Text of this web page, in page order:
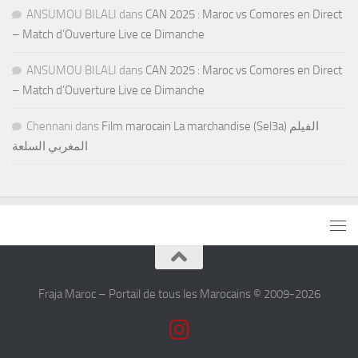
ANSUMOU BILALI dans CAN 2025 : Maroc vs Comores en Direct
– Match d’Ouverture Live ce Dimanche
ANSUMOU BILALI dans CAN 2025 : Maroc vs Comores en Direct
– Match d’Ouverture Live ce Dimanche
Chennani dans Film marocain La marchandise (Sel3a) الفيلم
المغربي السلعة
Fraja Maroc – Portail de tous les Marocains © 2009-2026